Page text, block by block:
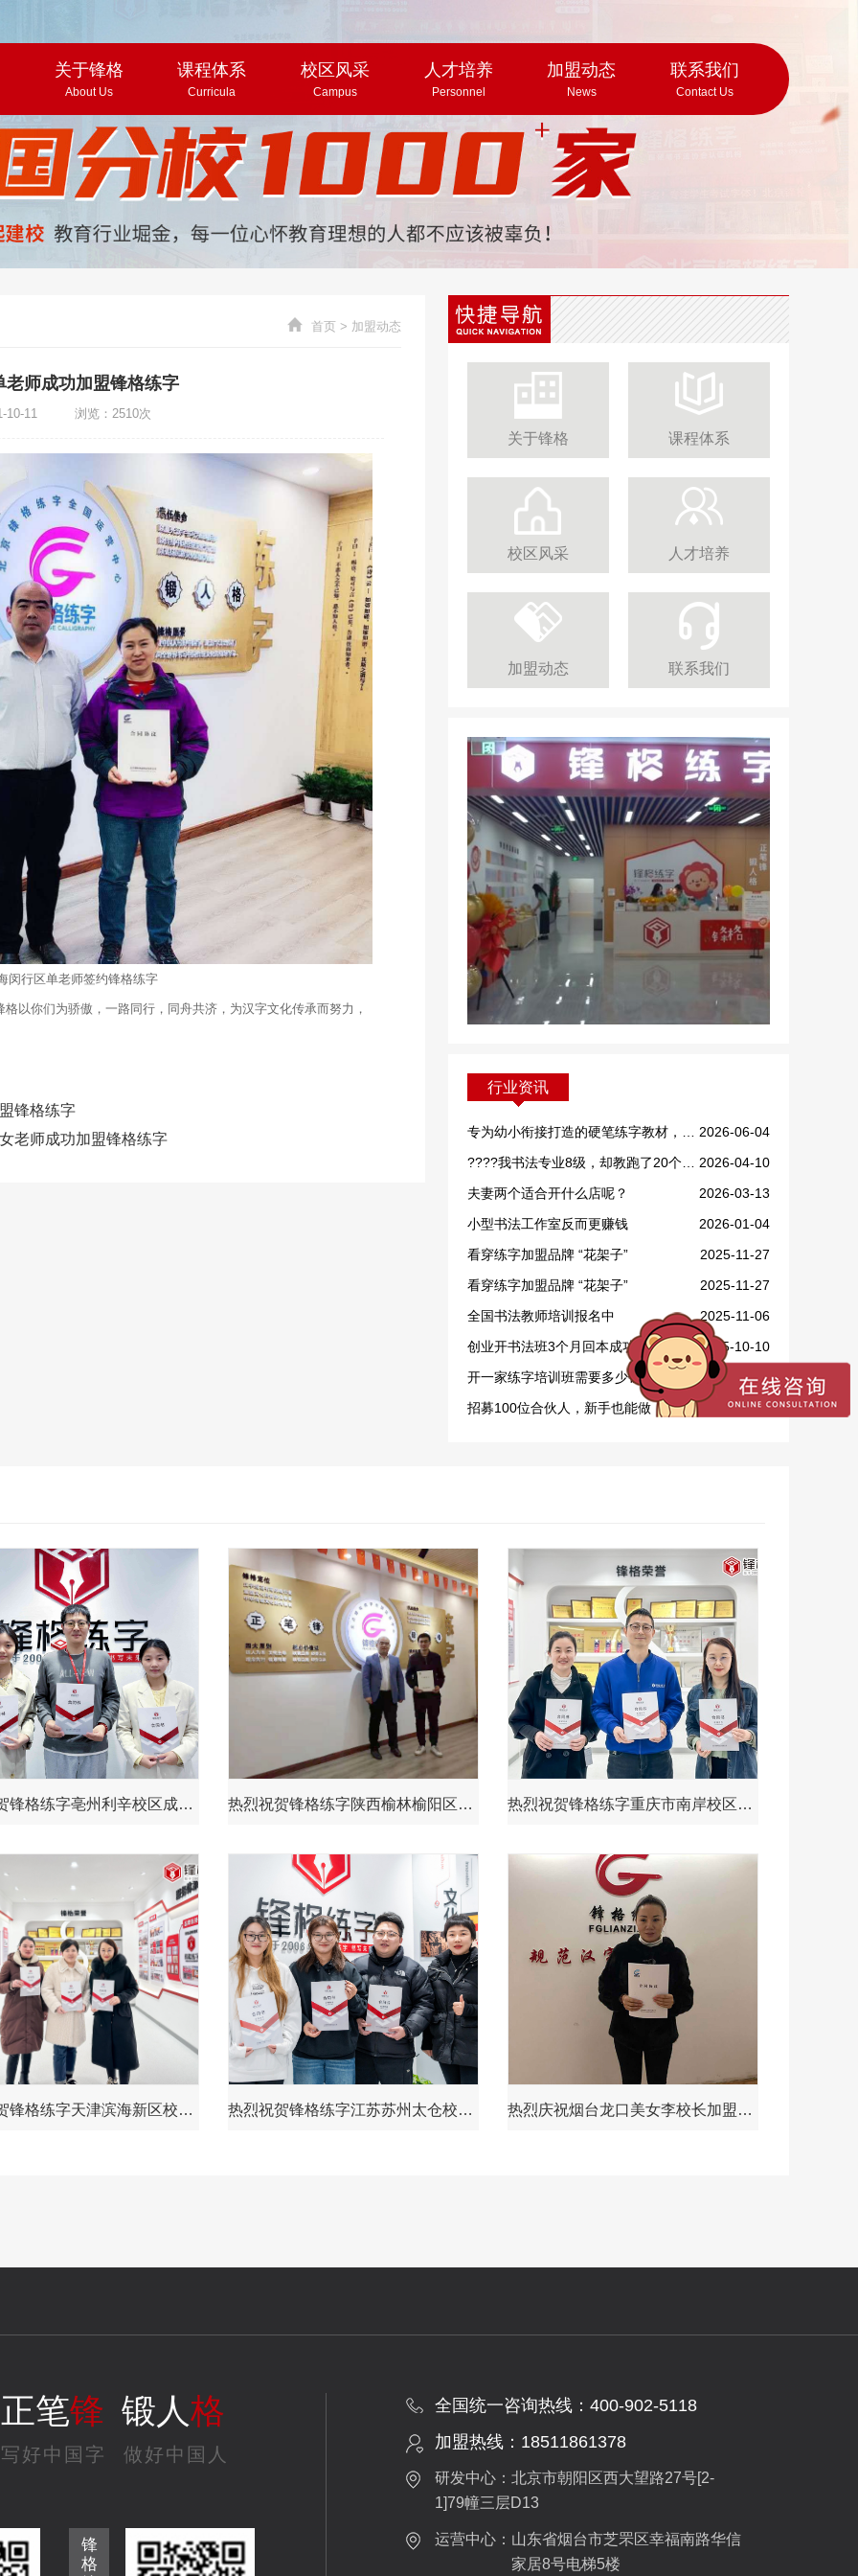
关于锋格
About Us
课程体系
Curricula
校区风采
Campus
人才培养
Personnel
加盟动态
News
联系我们
Contact Us
关于锋格 课程体系
校区风采 人才培养
加盟动态 联系我们
行业资讯
专为幼小衔接打造的硬笔练字教材，重磅上线！ 2026-06-04
????我书法专业8级，却教跑了20个学生！ 2026-04-10
夫妻两个适合开什么店呢？
2026-03-13
小型书法工作室反而更赚钱
2026-01-04
看穿练字加盟品牌 “花架子”
2025-11-27
看穿练字加盟品牌 “花架子”
2025-11-27
全国书法教师培训报名中
2025-11-06
创业开书法班3个月回本成功案例
2025-10-10
开一家练字培训班需要多少钱？
2025-09-28
招募100位合伙人，新手也能做！
2025-09-16
首页 > 加盟动态
老师成功加盟锋格练字
10-11 浏览：2510次
闵行区单老师签约锋格练字
以你们为骄傲，一路同行，同舟共济，为汉字文化传承而努力，
锋格练字
老师成功加盟锋格练字
热烈祝贺锋格练字亳州利辛校区成立！ 热烈祝贺锋格练字陕西榆林榆阳区加盟分校成立 热烈祝贺锋格练字重庆市南岸校区成立！
热烈祝贺锋格练字天津滨海新区校区成立！ 热烈祝贺锋格练字江苏苏州太仓校区成立！ 热烈庆祝烟台龙口美女李校长加盟成功
正笔锋 锻人格
写好中国字 做好中国人
锋
格
全国统一咨询热线：400-902-5118
加盟热线：18511861378
研发中心：北京市朝阳区西大望路27号[2-
1]79幢三层D13
运营中心： 山东省烟台市芝罘区幸福南路华信
家居8号电梯5楼